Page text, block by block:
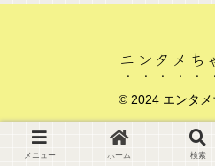
エンタメち
© 2024 エンタメ
メニュー ホーム 検索